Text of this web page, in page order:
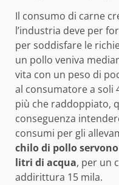
Il consumo di carne
l’industria deve per
per soddisfare le
un pollo veniva
vita con un peso di
al consumatore a soli
più che raddoppiato,
conseguenza
consumi per gli
chilo di pollo
litri di acqua, per un
addirittura 15 mila.